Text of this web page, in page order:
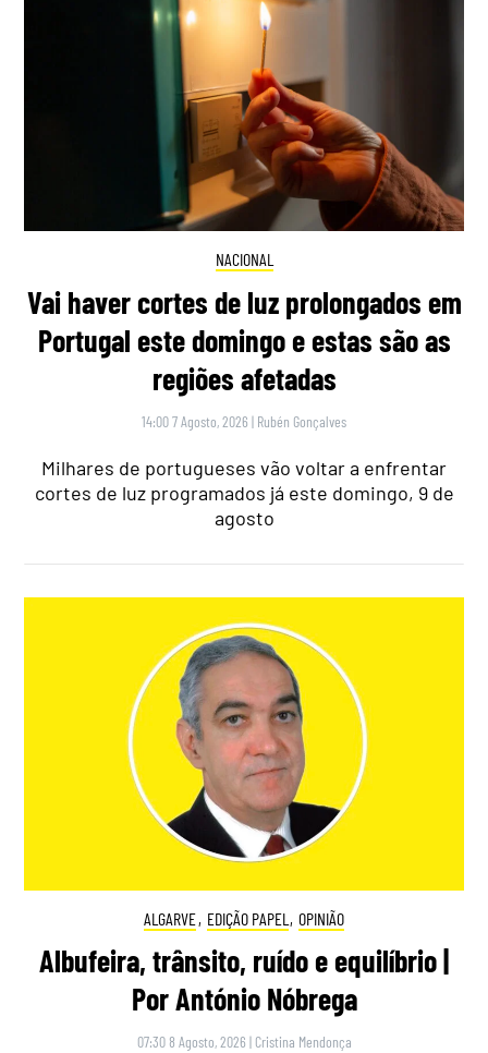
NACIONAL
Vai haver cortes de luz prolongados em
Portugal este domingo e estas são as
regiões afetadas
14:00 7 Agosto, 2026 | Rubén Gonçalves
Milhares de portugueses vão voltar a enfrentar
cortes de luz programados já este domingo, 9 de
agosto
ALGARVE, EDIÇÃO PAPEL , OPINIÃO
Albufeira, trânsito, ruído e equilíbrio |
Por António Nóbrega
07:30 8 Agosto, 2026 | Cristina Mendonça